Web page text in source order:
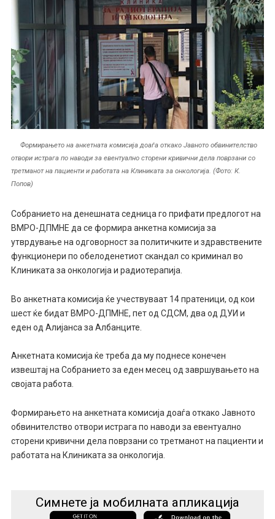
Формирањето на анкетната комисија доаѓа откако Јавното обвинителство
отвори истрага по наводи за евентуално сторени кривични дела поврзани со
третманот на пациенти и работата на Клиниката за онкологија. (Фото: К.
Попов)
Собранието на денешната седница го прифати предлогот на
ВМРО-ДПМНЕ да се формира анкетна комисија за
утврдување на одговорност за политичките и здравствените
функционери по обелоденетиот скандал со криминал во
Клиниката за онкологија и радиотерапија.
Во анкетната комисија ќе учествуваат 14 пратеници, од кои
шест ќе бидат ВМРО-ДПМНЕ, пет од СДСМ, два од ДУИ и
еден од Алијанса за Албанците.
Анкетната комисија ќе треба да му поднесе конечен
извештај на Собранието за еден месец од завршувањето на
својата работа.
Формирањето на анкетната комисија доаѓа откако Јавното
обвинителство отвори истрага по наводи за евентуално
сторени кривични дела поврзани со третманот на пациенти и
работата на Клиниката за онкологија.
Симнете ја мобилната апликација